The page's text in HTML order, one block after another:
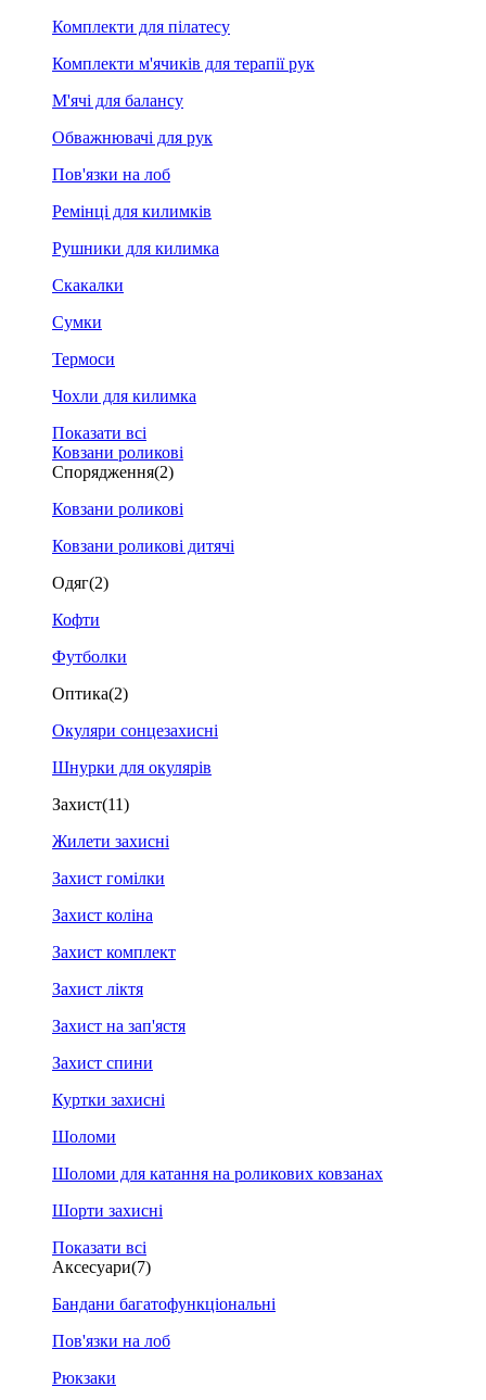
Комплекти для пілатесу
Комплекти м'ячиків для терапії рук
М'ячі для балансу
Обважнювачі для рук
Пов'язки на лоб
Ремінці для килимків
Рушники для килимка
Скакалки
Сумки
Термоси
Чохли для килимка
Показати всі
Ковзани роликові
Спорядження(2)
Ковзани роликові
Ковзани роликові дитячі
Одяг(2)
Кофти
Футболки
Оптика(2)
Окуляри сонцезахисні
Шнурки для окулярів
Захист(11)
Жилети захисні
Захист гомілки
Захист коліна
Захист комплект
Захист ліктя
Захист на зап'ястя
Захист спини
Куртки захисні
Шоломи
Шоломи для катання на роликових ковзанах
Шорти захисні
Показати всі
Аксесуари(7)
Бандани багатофункціональні
Пов'язки на лоб
Рюкзаки